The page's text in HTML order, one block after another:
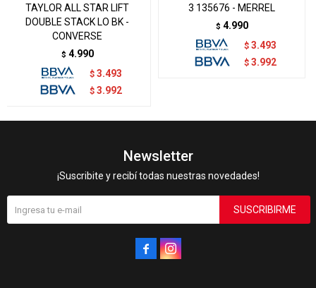
TAYLOR ALL STAR LIFT
DOUBLE STACK LO BK -
CONVERSE
$ 4.990
$ 3.493
$ 3.992
3 135676 - MERREL
$ 4.990
$ 3.493
$ 3.992
Newsletter
¡Suscribite y recibí todas nuestras novedades!
SUSCRIBIRME
 